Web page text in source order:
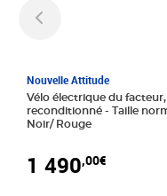
Nouvelle Attitude
Vélo électrique du facteur,
reconditionné - Taille normale -
Noir/ Rouge
1 490,00€